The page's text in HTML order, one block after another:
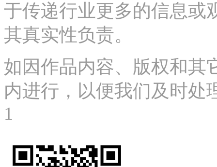
于传递行业更多的信息或
其真实性负责。
如因作品内容、版权和其
内进行，以便我们及时处
1